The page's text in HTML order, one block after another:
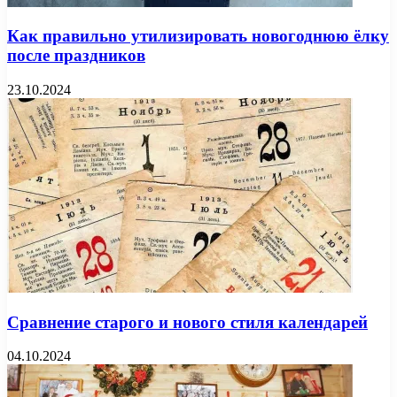
Как правильно утилизировать новогоднюю ёлку
после праздников
23.10.2024
Сравнение старого и нового стиля календарей
04.10.2024